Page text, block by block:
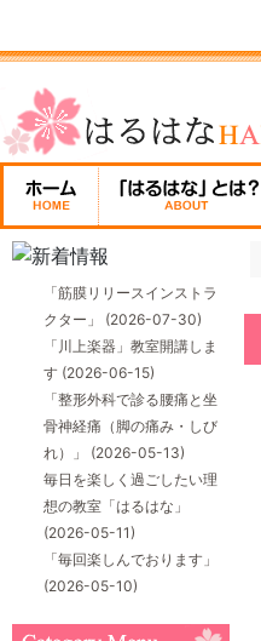
「筋膜リリースインストラ
クター」 (2026-07-30)
「川上楽器」教室開講しま
す (2026-06-15)
「整形外科で診る腰痛と坐
骨神経痛（脚の痛み・しび
れ）」 (2026-05-13)
毎日を楽しく過ごしたい理
想の教室「はるはな」
(2026-05-11)
「毎回楽しんでおります」
(2026-05-10)